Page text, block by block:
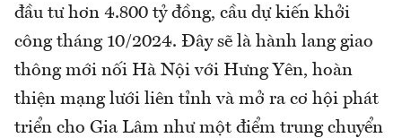
đầu tư hơn 4.800 tỷ đồng, cầu dự kiến khởi
công tháng 10/2024. Đây sẽ là hành lang giao
thông mới nối Hà Nội với Hưng Yên, hoàn
thiện mạng lưới liên tỉnh và mở ra cơ hội phát
triển cho Gia Lâm như một điểm trung chuyển